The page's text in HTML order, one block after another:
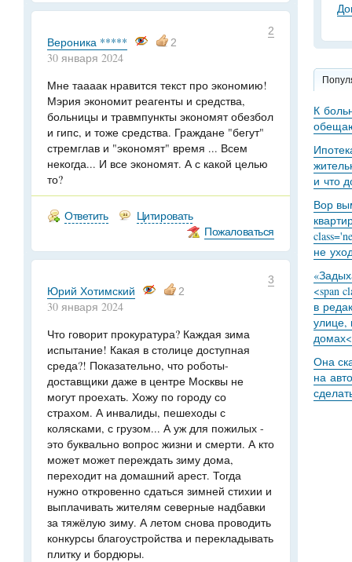
2
Вероника ***** 2
30 января 2024
Мне таааак нравится текст про экономию!
Мэрия экономит реагенты и средства,
больницы и травмпункты экономят обезбол
и гипс, и тоже средства. Граждане "бегут"
стремглав и "экономят" время ... Всем
некогда... И все экономят. А с какой целью
то?
Ответить
Цитировать
Пожаловаться
3
Юрий Хотимский 2
30 января 2024
Что говорит прокуратура? Каждая зима
испытание! Какая в столице доступная
среда?! Показательно, что роботы-
доставщики даже в центре Москвы не
могут проехать. Хожу по городу со
страхом. А инвалиды, пешеходы с
колясками, с грузом... А уж для пожилых -
это буквально вопрос жизни и смерти. А кто
может может переждать зиму дома,
переходит на домашний арест. Тогда
нужно откровенно сдаться зимней стихии и
выплачивать жителям северные надбавки
за тяжёлую зиму. А летом снова проводить
конкурсы благоустройства и перекладывать
плитку и бордюры.
К
и что
Вор
не
<span
в
улице,
Она
на